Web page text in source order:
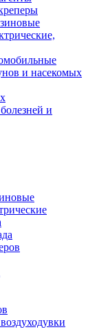
и насекомых
и